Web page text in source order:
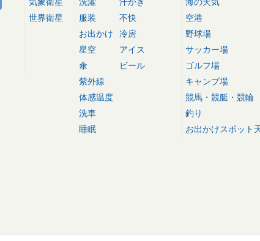
世界衛星
服装
お出かけ
星空
傘
紫外線
体感温度
洗車
睡眠
不快
冷房
アイス
ビール
空港
野球場
サッカー場
ゴルフ場
キャンプ場
競馬・競艇・競輪
釣り
お出かけスポット